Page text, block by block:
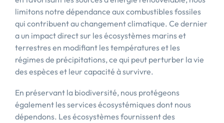
limitons notre dépendance aux combustibles fossiles
qui contribuent au changement climatique. Ce dernier
a un impact direct sur les écosystèmes marins et
terrestres en modifiant les températures et les
régimes de précipitations, ce qui peut perturber la vie
des espèces et leur capacité à survivre.
En préservant la biodiversité, nous protégeons
également les services écosystémiques dont nous
dépendons. Les écosystèmes fournissent des